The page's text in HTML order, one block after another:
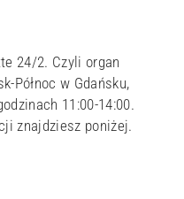
24/2. Czyli organ
Północ w Gdańsku,
11:00-14:00.
znajdziesz poniżej.